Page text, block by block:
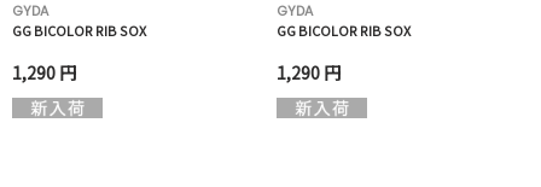
GYDA
GG BICOLOR RIB SOX
1,290 円
GYDA
GG BICOLOR RIB SOX
1,290 円